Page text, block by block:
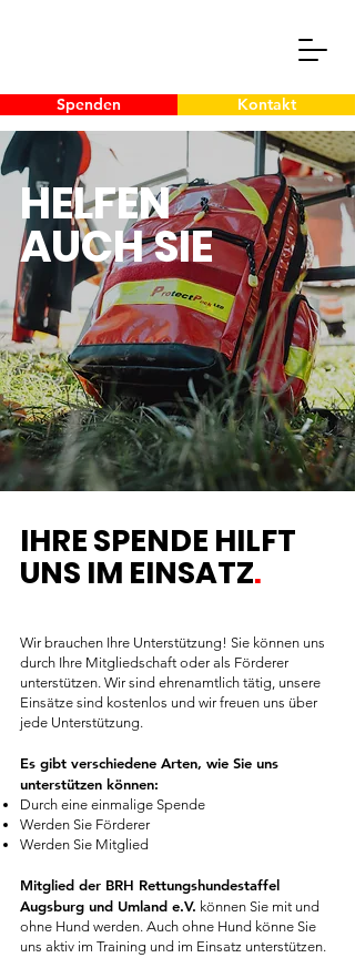
Spenden Kontakt
HELFEN
AUCH SIE
IHRE SPENDE HILFT
UNS IM EINSATZ.
Wir brauchen Ihre Unterstützung! Sie können uns
durch Ihre Mitgliedschaft oder als Förderer
unterstützen. Wir sind ehrenamtlich tätig, unsere
Einsätze sind kostenlos und wir freuen uns über
jede Unterstützung.
Es gibt verschiedene Arten, wie Sie uns
unterstützen können:
Durch eine einmalige Spende
Werden Sie Förderer
Werden Sie Mitglied
Mitglied der BRH Rettungshundestaffel
Augsburg und Umland e.V. können Sie mit und
ohne Hund werden. Auch ohne Hund könne Sie
uns aktiv im Training und im Einsatz unterstützen.